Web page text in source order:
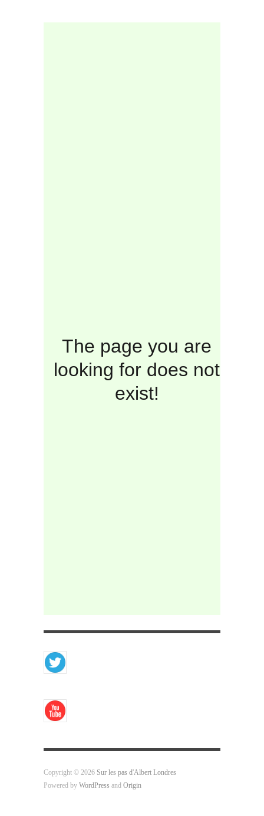
Copyright © 2026 Sur les pas d'Albert Londres
Powered by WordPress and Origin